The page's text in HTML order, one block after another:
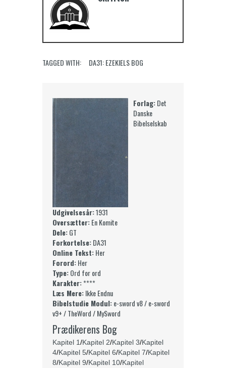
TAGGED WITH: DA31: EZEKIELS BOG
Forlag:Det
Danske
Bibelselskab
Udgivelsesår:1931
Oversætter:En Komite
Dele:GT
Forkortelse:DA31
Online Tekst:Her
Forord:Her
Type:Ord for ord
Karakter:****
Læs Mere:Ikke Endnu
Bibelstudie Modul:e-sword v8 / e-sword
v9+ / TheWord / MySword
Prædikerens Bog
Kapitel 1/Kapitel 2/Kapitel 3/Kapitel
4/Kapitel 5/Kapitel 6/Kapitel 7/Kapitel
8/Kapitel 9/Kapitel 10/Kapitel